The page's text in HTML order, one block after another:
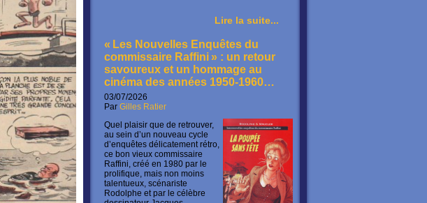
Lire la suite...
« Les Nouvelles Enquêtes du
commissaire Raffini » : un retour
savoureux et un hommage au
cinéma des années 1950-1960…
03/07/2026
Par Gilles Ratier
Quel plaisir que de retrouver,
au sein d’un nouveau cycle
d’enquêtes délicatement rétro,
ce bon vieux commissaire
Raffini, créé en 1980 par le
prolifique, mais non moins
talentueux, scénariste
Rodolphe et par le célèbre